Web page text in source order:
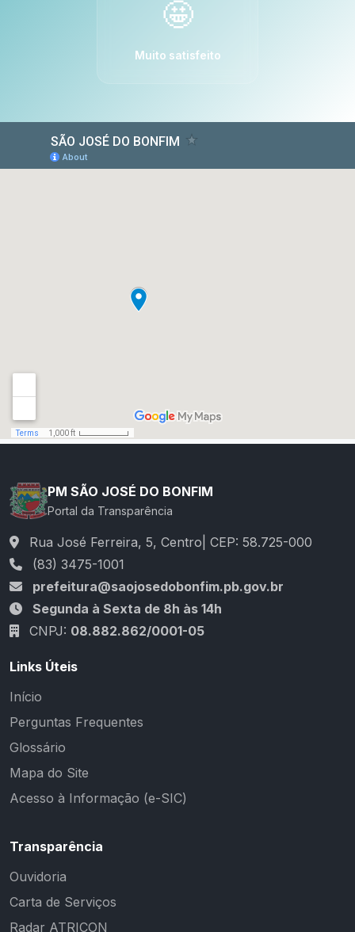
🤩
Muito satisfeito
PM SÃO JOSÉ DO BONFIM
Portal da Transparência
Rua José Ferreira, 5, Centro| CEP: 58.725-000
(83) 3475-1001
prefeitura@saojosedobonfim.pb.gov.br
Segunda à Sexta de 8h às 14h
CNPJ: 08.882.862/0001-05
Links Úteis
Início
Perguntas Frequentes
Glossário
Mapa do Site
Acesso à Informação (e-SIC)
Transparência
Ouvidoria
Carta de Serviços
Radar ATRICON